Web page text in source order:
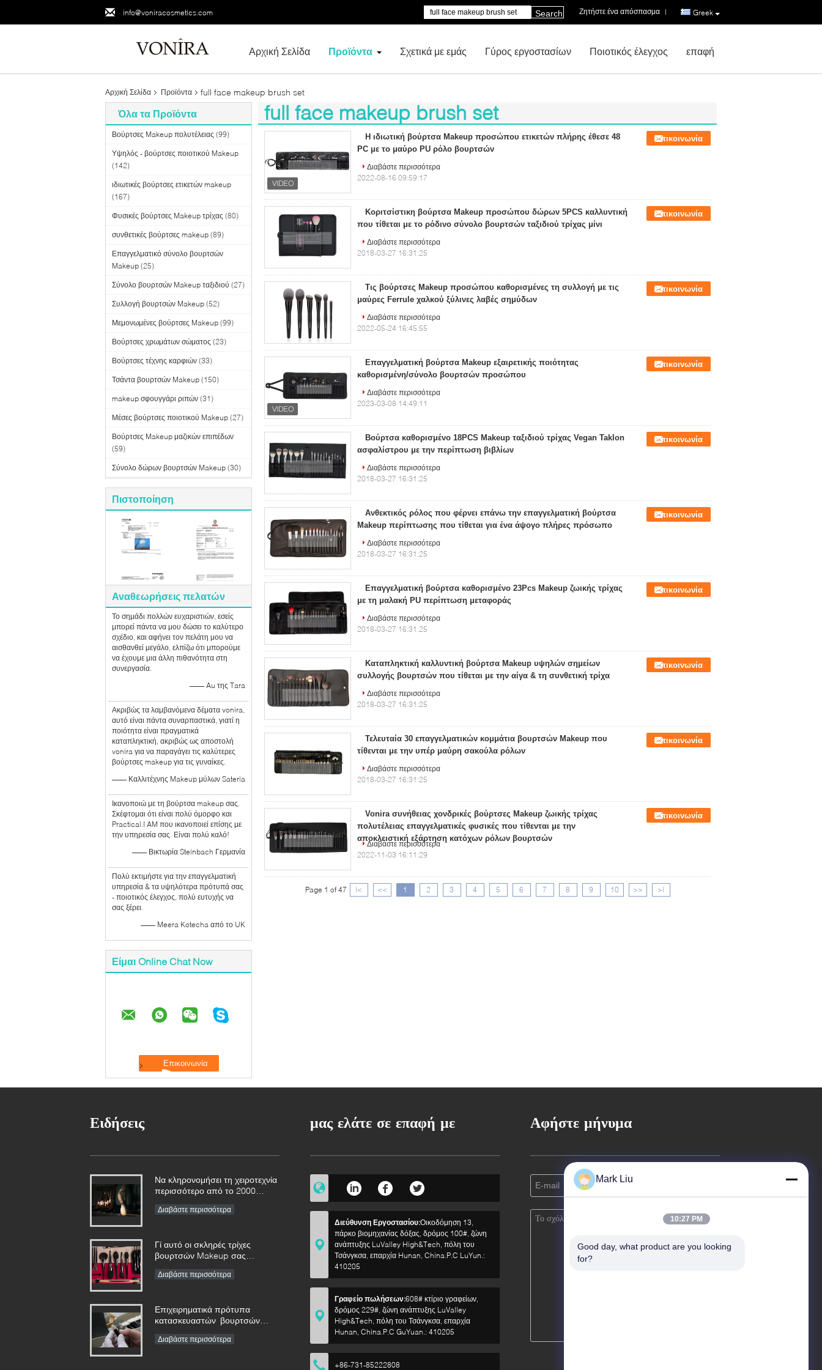
info@voniracosmetics.com Greek
Ζητήστε ένα απόσπασμα |
Search
Αρχική Σελίδα Προϊόντα Σχετικά με εμάς Γύρος εργοστασίων Ποιοτικός έλεγχος επαφή
Αρχική Σελίδα Προϊόντα full face makeup brush set
Όλα τα Προϊόντα
Βούρτσες Makeup πολυτέλειας (99)
Υψηλός - βούρτσες ποιοτικού Makeup
(142)
ιδιωτικές βούρτσες ετικετών makeup
(167)
Φυσικές βούρτσες Makeup τρίχας (80)
συνθετικές βούρτσες makeup (89)
Επαγγελματικό σύνολο βουρτσών
Makeup (25)
Σύνολο βουρτσών Makeup ταξιδιού (27)
Συλλογή βουρτσών Makeup (52)
Μεμονωμένες βούρτσες Makeup (99)
Βούρτσες χρωμάτων σώματος (23)
Βούρτσες τέχνης καρφιών (33)
Τσάντα βουρτσών Makeup (150)
makeup σφουγγάρι ριπών (31)
Μέσες βούρτσες ποιοτικού Makeup (27)
Βούρτσες Makeup μαζικών επιπέδων
(59)
Σύνολο δώρων βουρτσών Makeup (30)
Πιστοποίηση
Αναθεωρήσεις πελατών
Το σημάδι πολλών ευχαριστιών, εσείς
μπορεί πάντα να μου δώσει το καλύτερο
σχέδιο, και αφήνει τον πελάτη μου να
αισθανθεί μεγάλο, ελπίζω ότι μπορούμε
να έχουμε μια άλλη πιθανότητα στη
συνεργασία.
—— Au της Tara
Ακριβώς τα λαμβανόμενα δέματα vonira,
αυτό είναι πάντα συναρπαστικά, γιατί η
ποιότητα είναι πραγματικά
καταπληκτική, ακριβώς ως αποστολή
vonira για να παραγάγει τις καλύτερες
βούρτσες makeup για τις γυναίκες.
—— Καλλιτέχνης Makeup μύλων Sateria
Ικανοποιώ με τη βούρτσα makeup σας.
Σκέφτομαι ότι είναι πολύ όμορφο και
Practical.I AM που ικανοποιεί επίσης με
την υπηρεσία σας. Είναι πολύ καλό!
—— Βικτωρία Steinbach Γερμανία
Πολύ εκτιμήστε για την επαγγελματική
υπηρεσία & τα υψηλότερα πρότυπά σας
- ποιοτικός έλεγχος, πολύ ευτυχής να
σας ξέρει.
—— Meera Kotecha από το UK
Είμαι Online Chat Now
full face makeup brush set
(467)
Η ιδιωτική βούρτσα Makeup προσώπου ετικετών πλήρης έθεσε 48
PC με το μαύρο PU ρόλο βουρτσών
Επικοινωνία
Διαβάστε περισσότερα
2022-08-16 09:59:17
Κοριτσίστικη βούρτσα Makeup προσώπου δώρων 5PCS καλλυντική
που τίθεται με το ρόδινο σύνολο βουρτσών ταξιδιού τρίχας μίνι
Επικοινωνία
Διαβάστε περισσότερα
2018-03-27 16:31:25
Τις βούρτσες Makeup προσώπου καθορισμένες τη συλλογή με τις
μαύρες Ferrule χαλκού ξύλινες λαβές σημύδων
Επικοινωνία
Διαβάστε περισσότερα
2022-05-24 16:45:55
Επαγγελματική βούρτσα Makeup εξαιρετικής ποιότητας
καθορισμένη/σύνολο βουρτσών προσώπου
Επικοινωνία
Διαβάστε περισσότερα
2023-03-08 14:49:11
Βούρτσα καθορισμένο 18PCS Makeup ταξιδιού τρίχας Vegan Taklon
ασφαλίστρου με την περίπτωση βιβλίων
Επικοινωνία
Διαβάστε περισσότερα
2018-03-27 16:31:25
Ανθεκτικός ρόλος που φέρνει επάνω την επαγγελματική βούρτσα
Makeup περίπτωσης που τίθεται για ένα άψογο πλήρες πρόσωπο
Επικοινωνία
Διαβάστε περισσότερα
2018-03-27 16:31:25
Επαγγελματική βούρτσα καθορισμένο 23Pcs Makeup ζωικής τρίχας
με τη μαλακή PU περίπτωση μεταφοράς
Επικοινωνία
Διαβάστε περισσότερα
2018-03-27 16:31:25
Καταπληκτική καλλυντική βούρτσα Makeup υψηλών σημείων
συλλογής βουρτσών που τίθεται με την αίγα & τη συνθετική τρίχα
Επικοινωνία
Διαβάστε περισσότερα
2018-03-27 16:31:25
Τελευταία 30 επαγγελματικών κομμάτια βουρτσών Makeup που
τίθενται με την υπέρ μαύρη σακούλα ρόλων
Επικοινωνία
Διαβάστε περισσότερα
2018-03-27 16:31:25
Vonira συνήθειας χονδρικές βούρτσες Makeup ζωικής τρίχας
πολυτέλειας επαγγελματικές φυσικές που τίθενται με την
αποκλειστική εξάρτηση κατόχων ρόλων βουρτσών
Επικοινωνία
Διαβάστε περισσότερα
2022-11-03 16:11:29
Page 1 of 47 |< << 1 2 3 4 5 6 7 8 9 10 >> >|
Ειδήσεις
Να κληρονομήσει τη χειροτεχνία
περισσότερο από το 2000
μας Makeup στο επαρχία
Διαβάστε περισσότερα
Γί αυτό οι σκληρές τρίχες
βουρτσών Makeup σας
Διαβάστε περισσότερα
Επιχειρηματικά πρότυπα
κατασκευαστών βουρτσών
ιδιωτικά
Διαβάστε περισσότερα
μας ελάτε σε επαφή με
Διεύθυνση Εργοστασίου:Οικοδόμηση 13,
πάρκο βιομηχανίας δόξας, δρόμος 100#, ζώνη
ανάπτυξης LuValley High&Tech, πόλη του
Τσάνγκσα, επαρχία Hunan, China.P.C LuYun.:
410205
Γραφείο πωλήσεων:608# κτίριο γραφείων,
δρόμος 229#, ζώνη ανάπτυξης LuValley
High&Tech, πόλη του Τσάνγκσα, επαρχία
Hunan, China.P.C GuYuan.: 410205
+86-731-85222808
Αφήστε μήνυμα
Mark Liu
10:27 PM
Good day, what product are you looking
for?